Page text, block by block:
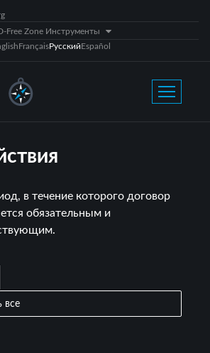
Free Zone Инструменты
FrançaisРусскийEspañol
в течение которого договор
обязательным и
все